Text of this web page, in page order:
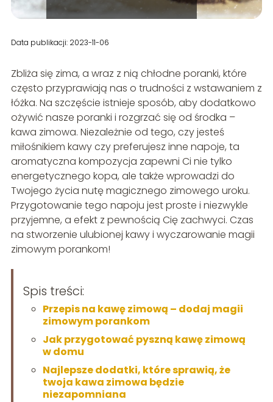
Data publikacji: 2023-11-06
Zbliża się zima, a wraz z nią chłodne poranki, które
często przyprawiają nas o trudności z wstawaniem z
łóżka. Na szczęście istnieje sposób, aby dodatkowo
ożywić nasze poranki i rozgrzać się od środka –
kawa zimowa. Niezależnie od tego, czy jesteś
miłośnikiem kawy czy preferujesz inne napoje, ta
aromatyczna kompozycja zapewni Ci nie tylko
energetycznego kopa, ale także wprowadzi do
Twojego życia nutę magicznego zimowego uroku.
Przygotowanie tego napoju jest proste i niezwykle
przyjemne, a efekt z pewnością Cię zachwyci. Czas
na stworzenie ulubionej kawy i wyczarowanie magii
zimowym porankom!
Spis treści:
Przepis na kawę zimową – dodaj magii
zimowym porankom
Jak przygotować pyszną kawę zimową
w domu
Najlepsze dodatki, które sprawią, że
twoja kawa zimowa będzie
niezapomniana